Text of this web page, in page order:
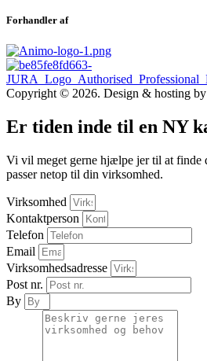
Forhandler af
Copyright © 2026. Design & hosting by
Er tiden inde til en NY
Vi vil meget gerne hjælpe jer til at finde
passer netop til din virksomhed.
Virksomhed
Kontaktperson
Telefon
Email
Virksomhedsadresse
Post nr.
By